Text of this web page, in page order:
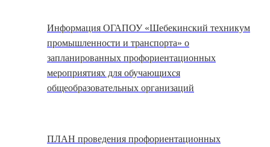
Информация ОГАПОУ «Шебекинский техникум
промышленности и транспорта» о
запланированных профориентационных
мероприятиях для обучающихся
общеобразовательных организаций
ПЛАН проведения профориентационных